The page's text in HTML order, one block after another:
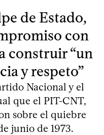
de Estado,
con
construir “un
y respeto”
Nacional y el
que el PIT-CNT,
sobre el quiebre
junio de 1973.